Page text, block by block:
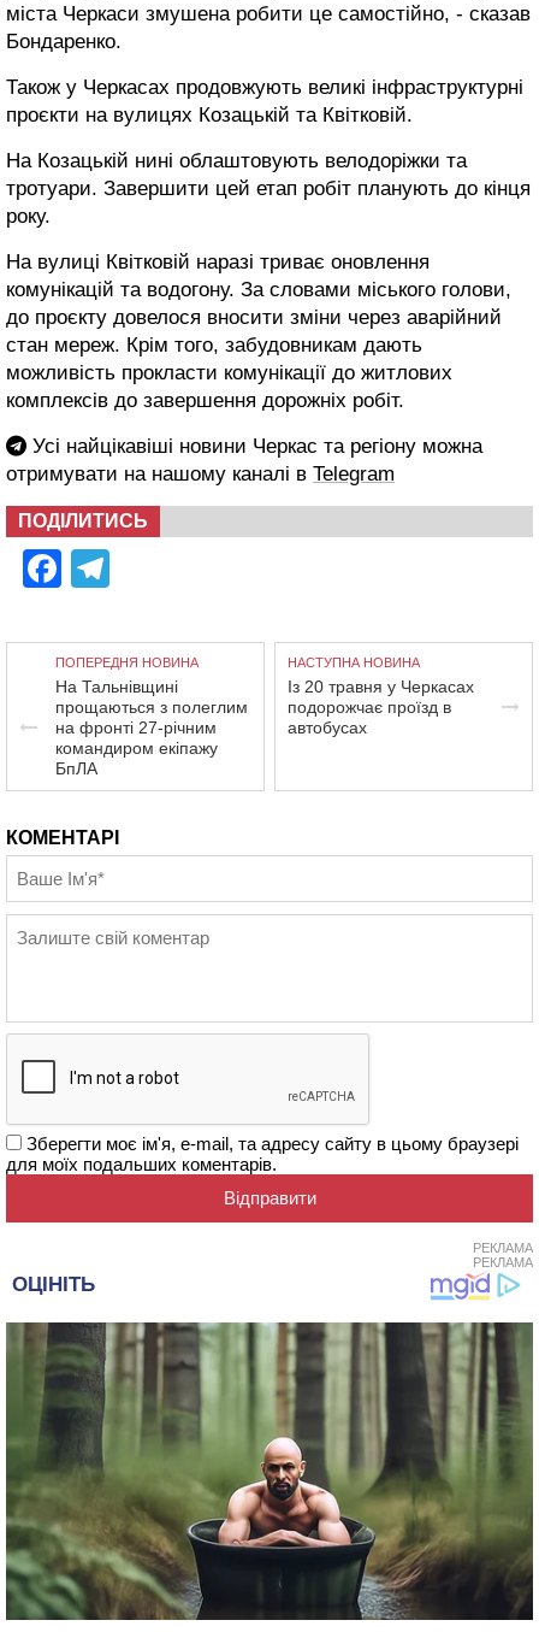
міста Черкаси змушена робити це самостійно, - сказав
Бондаренко.
Також у Черкасах продовжують великі інфраструктурні
проєкти на вулицях Козацькій та Квітковій.
На Козацькій нині облаштовують велодоріжки та
тротуари. Завершити цей етап робіт планують до кінця
року.
На вулиці Квітковій наразі триває оновлення
комунікацій та водогону. За словами міського голови,
до проєкту довелося вносити зміни через аварійний
стан мереж. Крім того, забудовникам дають
можливість прокласти комунікації до житлових
комплексів до завершення дорожніх робіт.
Усі найцікавіші новини Черкас та регіону можна
отримувати на нашому каналі в Telegram
ПОДІЛИТИСЬ
Facebook
ПОПЕРЕДНЯ НОВИНА
На Тальнівщині
прощаються з полеглим
на фронті 27-річним
командиром екіпажу
БпЛА
НАСТУПНА НОВИНА
Із 20 травня у Черкасах
подорожчає проїзд в
автобусах
КОМЕНТАРІ
Зберегти моє ім'я, e-mail, та адресу сайту в цьому браузері
для моїх подальших коментарів.
РЕКЛАМА
РЕКЛАМА